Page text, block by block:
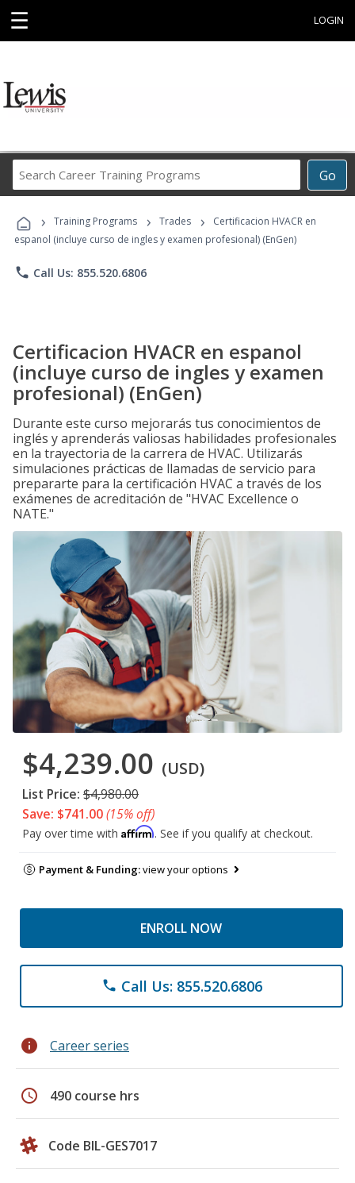
☰ LOGIN
Go
Career
Programs
› Training Programs › Trades ›
Certificacion HVACR en
espanol (incluye curso de ingles y examen profesional) (EnGen)
phone Call Us: 855.520.6806
Certificacion HVACR en espanol
(incluye curso de ingles y examen
profesional) (EnGen)
Durante este curso mejorarás tus conocimientos de
inglés y aprenderás valiosas habilidades profesionales
en la trayectoria de la carrera de HVAC. Utilizarás
simulaciones prácticas de llamadas de servicio para
prepararte para la certificación HVAC a través de los
exámenes de acreditación de "HVAC Excellence o
NATE."
$4,239.00 (USD)
List Price: $4,980.00
Save: $741.00(15% off)
Pay over time with Affirm. See if you qualify at checkout.
Payment & Funding:view your options
ENROLL NOW
phone Call Us: 855.520.6806
info Career series
schedule 490 course hrs
Code BIL-GES7017